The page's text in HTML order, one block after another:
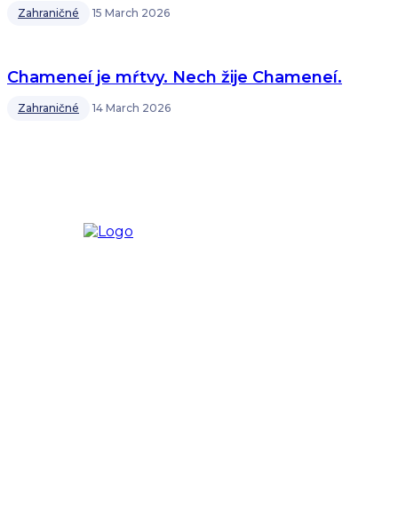
Zahraničné 15 March 2026
Chameneí je mŕtvy. Nech žije Chameneí.
Zahraničné 14 March 2026